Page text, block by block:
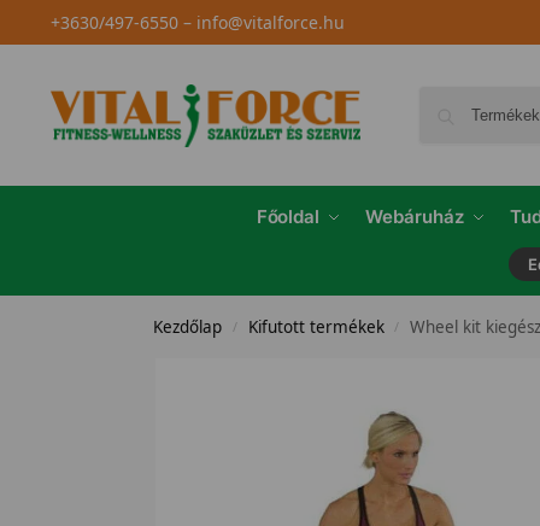
+3630/497-6550– info@vitalforce.hu
Főoldal Webáruház
Kezdőlap / Kifutott termékek / Wheel kit